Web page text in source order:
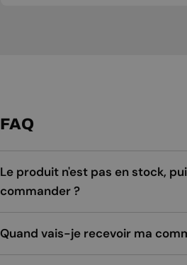
FAQ
Le produit n'est pas en stock,
commander ?
Quand vais-je recevoir ma